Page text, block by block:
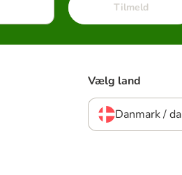
Tilmeld
Vælg land
Danmark / da